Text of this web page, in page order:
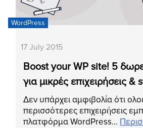
WordPress
17 July 2015
Boost your WP site! 5
για μικρές επιχειρήσεις &
Δεν υπάρχει αμφιβολία ότι
περισσότερες επιχειρήσεις
πλατφόρμα WordPress…